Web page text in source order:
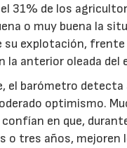
31% de los
o muy buena la
su explotación,
la anterior oleada del
el barómetro detecta
optimismo.
en que,
o tres años, mejoren